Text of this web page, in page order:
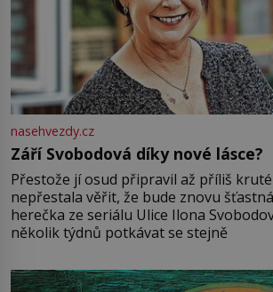
nasehvezdy.cz
Září Svobodová díky nové lásce?
Přestože jí osud připravil až příliš
nepřestala věřit, že bude znovu šťastná.
herečka ze seriálu Ulice Ilona
několik týdnů potkávat se stejně